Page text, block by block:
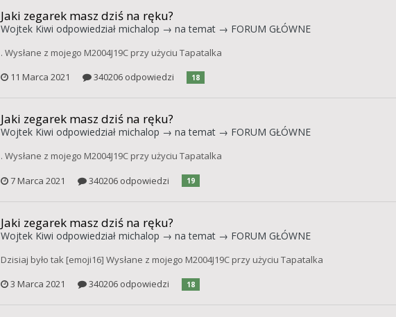
Jaki zegarek masz dziś na ręku?
Wojtek Kiwi odpowiedział michalop → na temat → FORUM GŁÓWNE
. Wysłane z mojego M2004J19C przy użyciu Tapatalka
11 Marca 2021
340206 odpowiedzi 18
Jaki zegarek masz dziś na ręku?
Wojtek Kiwi odpowiedział michalop → na temat → FORUM GŁÓWNE
. Wysłane z mojego M2004J19C przy użyciu Tapatalka
7 Marca 2021
340206 odpowiedzi 19
Jaki zegarek masz dziś na ręku?
Wojtek Kiwi odpowiedział michalop → na temat → FORUM GŁÓWNE
Dzisiaj było tak [emoji16] Wysłane z mojego M2004J19C przy użyciu Tapatalka
3 Marca 2021
340206 odpowiedzi 18